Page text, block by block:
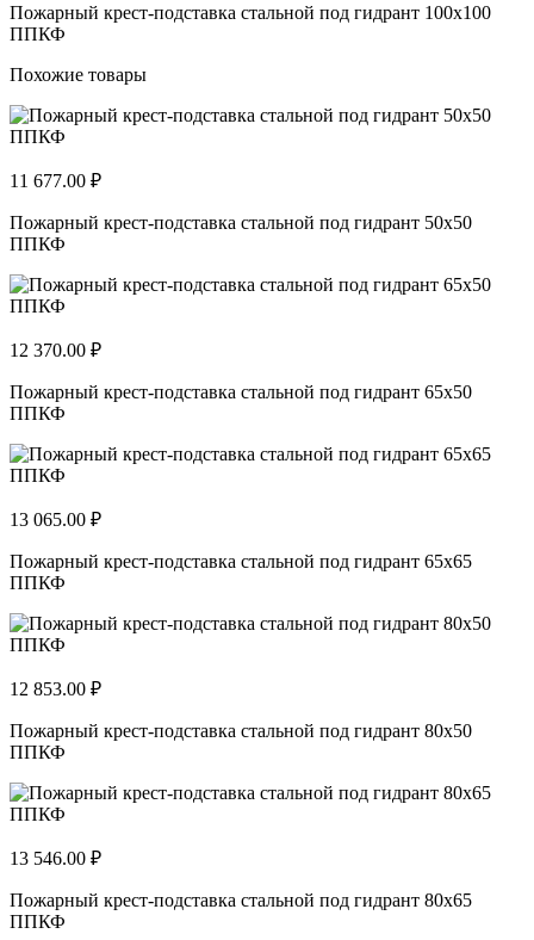
Пожарный крест-подставка стальной под гидрант 100х100
ППКФ
Похожие товары
11 677.00 ₽
Пожарный крест-подставка стальной под гидрант 50х50
ППКФ
12 370.00 ₽
Пожарный крест-подставка стальной под гидрант 65х50
ППКФ
13 065.00 ₽
Пожарный крест-подставка стальной под гидрант 65х65
ППКФ
12 853.00 ₽
Пожарный крест-подставка стальной под гидрант 80х50
ППКФ
13 546.00 ₽
Пожарный крест-подставка стальной под гидрант 80х65
ППКФ